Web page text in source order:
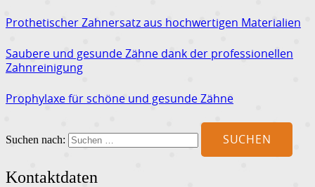
Prothetischer Zahnersatz aus hochwertigen Materialien
Saubere und gesunde Zähne dank der professionellen
Zahnreinigung
Prophylaxe für schöne und gesunde Zähne
Suchen nach:
Kontaktdaten